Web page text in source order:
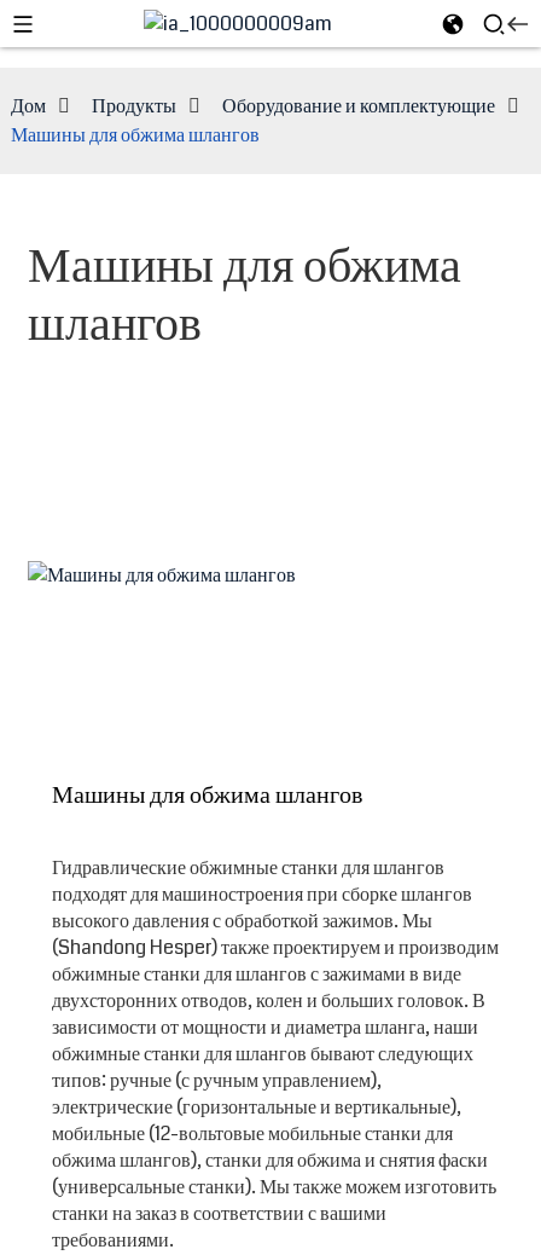
Дом Продукты
Оборудование и комплектующие
Машины для обжима шлангов
Машины для обжима
шлангов
Машины для обжима шлангов
Гидравлические обжимные станки для шлангов
подходят для машиностроения при сборке шлангов
высокого давления с обработкой зажимов. Мы
(Shandong Hesper) также проектируем и производим
обжимные станки для шлангов с зажимами в виде
двухсторонних отводов, колен и больших головок. В
зависимости от мощности и диаметра шланга, наши
обжимные станки для шлангов бывают следующих
типов: ручные (с ручным управлением),
электрические (горизонтальные и вертикальные),
мобильные (12-вольтовые мобильные станки для
обжима шлангов), станки для обжима и снятия фаски
(универсальные станки). Мы также можем изготовить
станки на заказ в соответствии с вашими
требованиями.